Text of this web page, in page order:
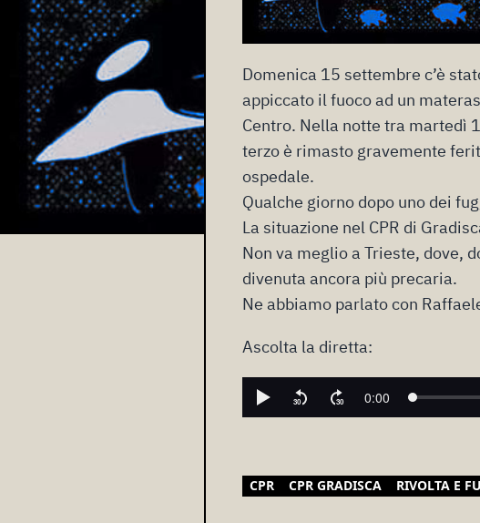
Domenica 15 settembre c’è
appiccato il fuocoad un
Centro. Nella notte tra martedì
terzo è rimasto gravemente
ospedale.
Qualche giorno dopo uno dei
La situazione nel CPR di
Non va meglio a Trieste, dove,
divenuta ancora più precaria.
Ne abbiamo parlatocon
Ascolta la diretta:
CPR CPR GRADISCA RIVOLTA E